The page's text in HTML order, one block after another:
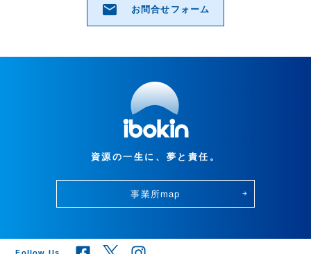
email お問合せフォーム
資源の一生に、夢と責任。
事業所map arrow_forward